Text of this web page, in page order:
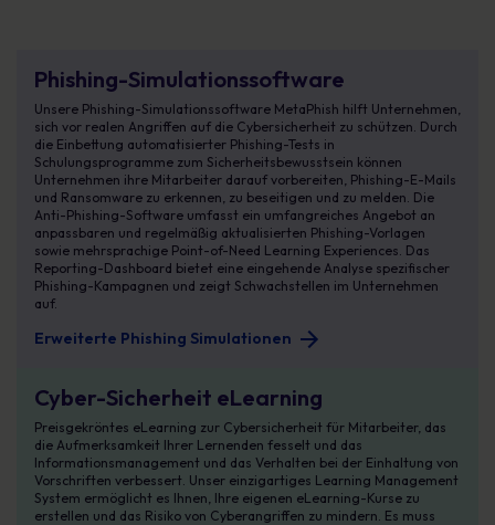
Phishing-Simulationssoftware
Unsere Phishing-Simulationssoftware MetaPhish hilft Unternehmen,
sich vor realen Angriffen auf die Cybersicherheit zu schützen. Durch
die Einbettung automatisierter Phishing-Tests in
Schulungsprogramme zum Sicherheitsbewusstsein können
Unternehmen ihre Mitarbeiter darauf vorbereiten, Phishing-E-Mails
und Ransomware zu erkennen, zu beseitigen und zu melden. Die
Anti-Phishing-Software umfasst ein umfangreiches Angebot an
anpassbaren und regelmäßig aktualisierten Phishing-Vorlagen
sowie mehrsprachige Point-of-Need Learning Experiences. Das
Reporting-Dashboard bietet eine eingehende Analyse spezifischer
Phishing-Kampagnen und zeigt Schwachstellen im Unternehmen
auf.
Erweiterte Phishing Simulationen
Cyber-Sicherheit eLearning
Preisgekröntes eLearning zur Cybersicherheit für Mitarbeiter, das
die Aufmerksamkeit Ihrer Lernenden fesselt und das
Informationsmanagement und das Verhalten bei der Einhaltung von
Vorschriften verbessert. Unser einzigartiges Learning Management
System ermöglicht es Ihnen, Ihre eigenen eLearning-Kurse zu
erstellen und das Risiko von Cyberangriffen zu mindern. Es muss